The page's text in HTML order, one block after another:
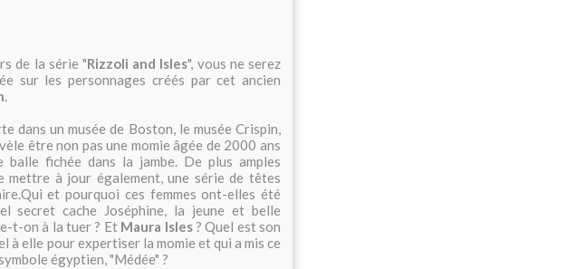
de la série "Rizzoli and Isles", vous ne serez
sur les personnages créés par cet ancien
.
dans un musée de Boston, le musée Crispin,
être non pas une momie âgée de 2000 ans
balle fichée dans la jambe. De plus amples
mettre à jour également, une série de têtes
et pourquoi ces femmes ont-elles été
secret cache Joséphine, la jeune et belle
t-on à la tuer ? Et Maura Isles? Quel est son
elle pour expertiser la momie et qui a mis ce
égyptien, "Médée" ?